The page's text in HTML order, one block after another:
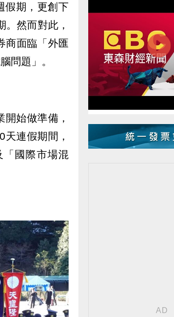
假期，更創下
然而對此，
商面臨「外匯
問題」。
始做準備，
連假期間，
「國際市場混